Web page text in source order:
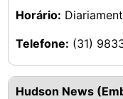
Horário:
Telefone: (31)
Hudson News